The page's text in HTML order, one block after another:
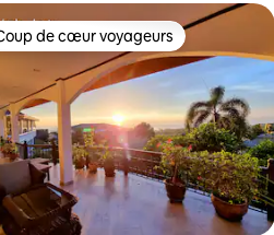
de cœur voyageurs les plus
de cœur voyageurs